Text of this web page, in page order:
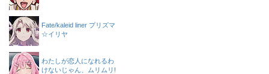
Fate/kaleid liner プリズマ
☆イリヤ
わたしが恋人になれるわ
けないじゃん、ムリムリ!